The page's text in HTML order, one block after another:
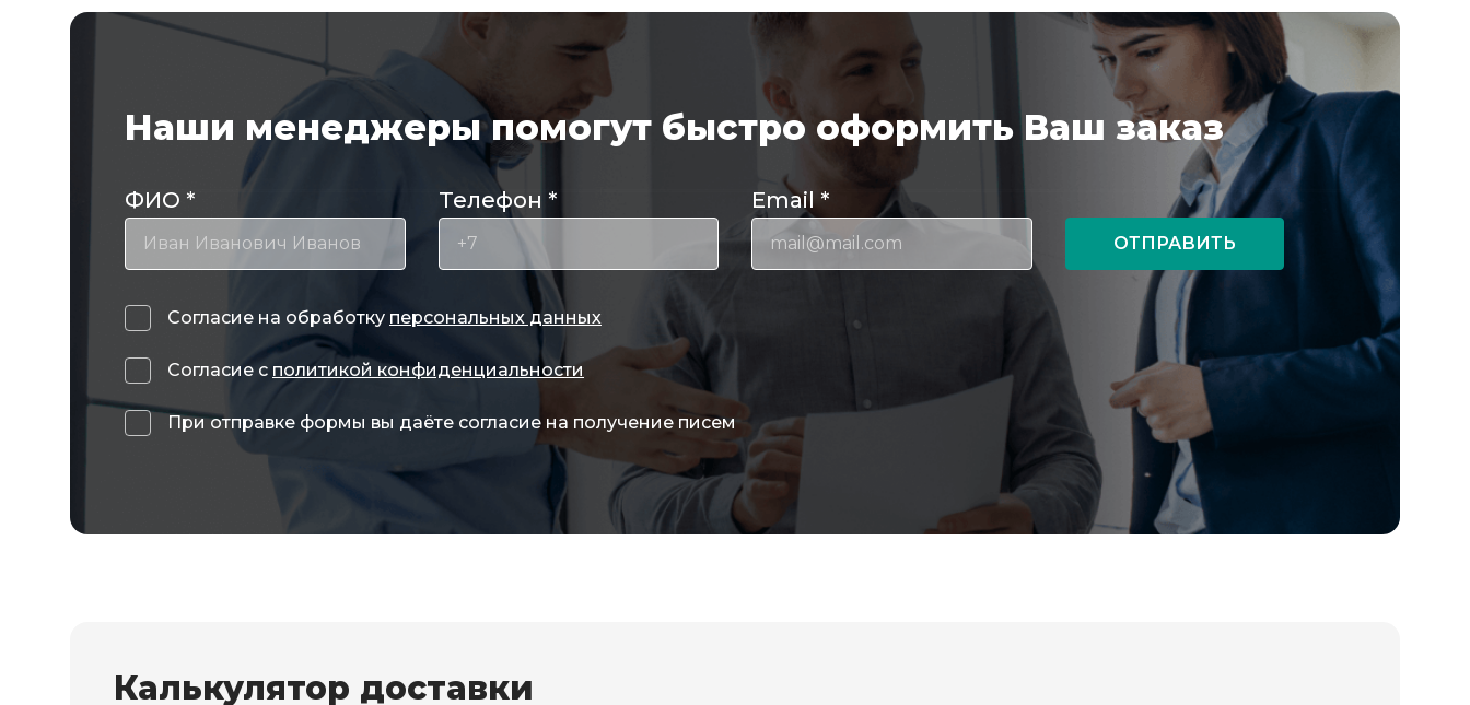
Наши менеджеры помогут быстро оформить Ваш заказ
ФИО * Телефон * Email *
ОТПРАВИТЬ
Согласие на обработку персональных данных
Согласие с политикой конфиденциальности
При отправке формы вы даёте согласие на получение писем
Калькулятор доставки